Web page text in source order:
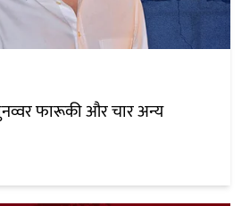
फारूकी और चार अन्य